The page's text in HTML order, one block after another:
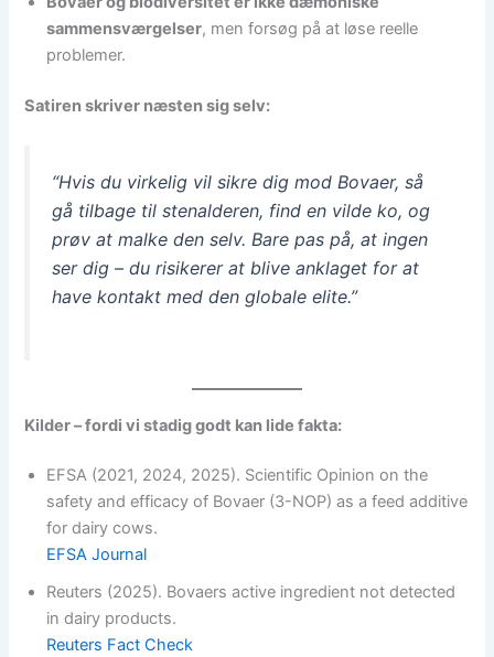
sammensværgelser, men forsøg på at løse reelle
problemer.
Satiren skriver næsten sig selv:
“Hvis du virkelig vil sikre dig mod Bovaer, så
gå tilbage til stenalderen, find en vilde ko, og
prøv at malke den selv. Bare pas på, at ingen
ser dig – du risikerer at blive anklaget for at
have kontakt med den globale elite.”
Kilder – fordi vi stadig godt kan lide fakta:
EFSA (2021, 2024, 2025). Scientific Opinion on the
safety and efficacy of Bovaer (3-NOP) as a feed additive
for dairy cows.
EFSA Journal
Reuters (2025). Bovaers active ingredient not detected
in dairy products.
Reuters Fact Check